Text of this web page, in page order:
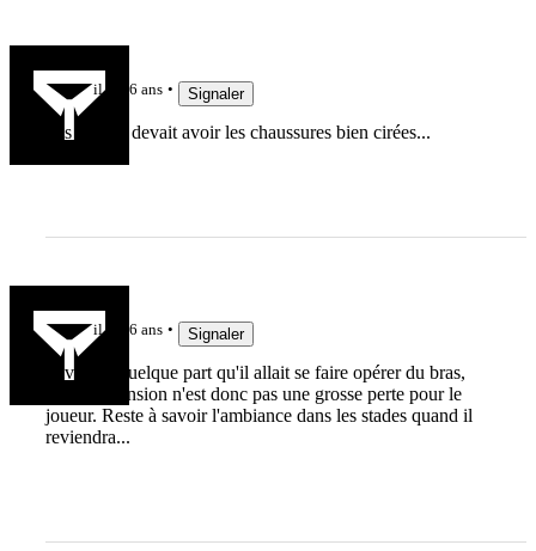
il y a 6 ans Signaler
Pas cher, il devait avoir les chaussures bien cirées...
il y a 6 ans Signaler
J'avais lu quelque part qu'il allait se faire opérer du bras,
cette suspension n'est donc pas une grosse perte pour le
joueur. Reste à savoir l'ambiance dans les stades quand il
reviendra...